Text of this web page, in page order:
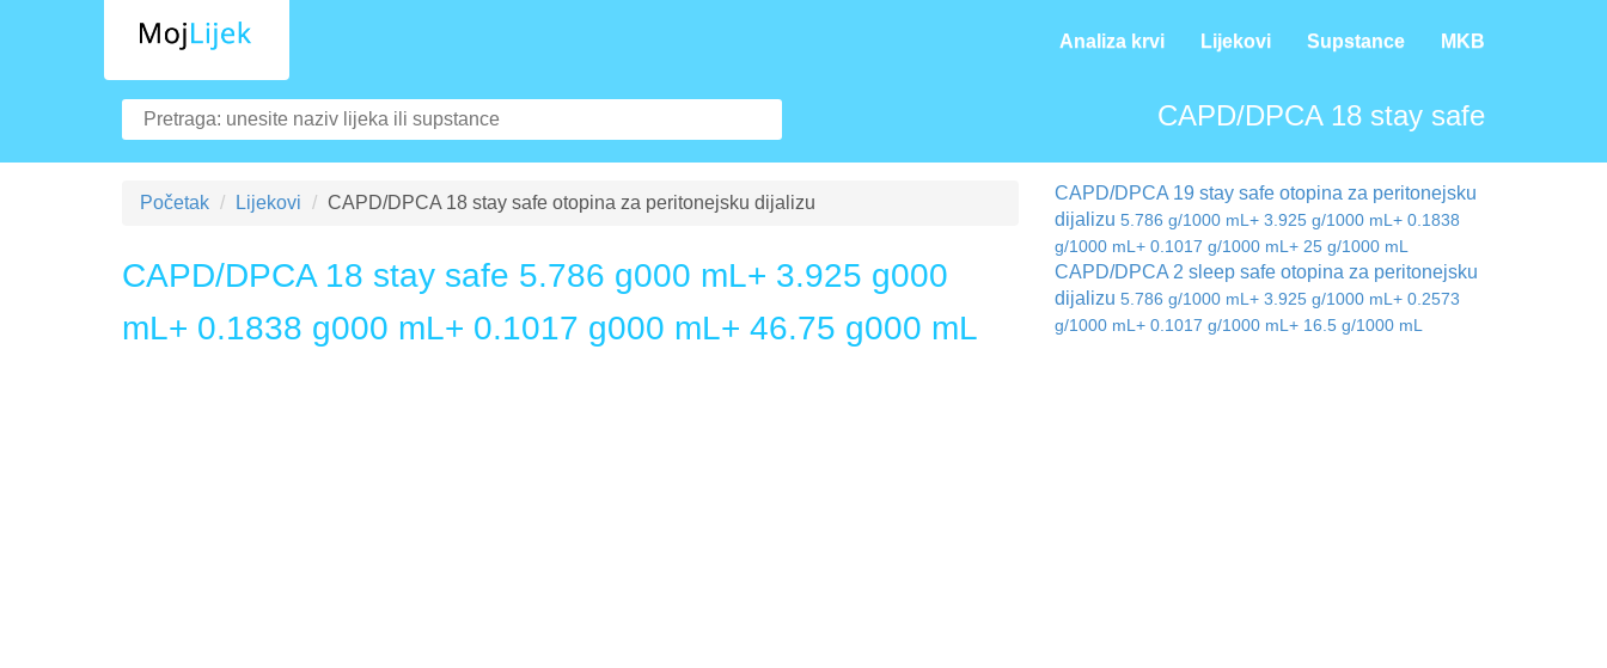
Analiza krvi Lijekovi Supstance MKB
CAPD/DPCA 18 stay safe
Početak Lijekovi CAPD/DPCA 18 stay safe otopina za peritonejsku dijalizu
CAPD/DPCA 18 stay safe 5.786 g000 mL+ 3.925 g000
mL+ 0.1838 g000 mL+ 0.1017 g000 mL+ 46.75 g000 mL
CAPD/DPCA 19 stay safe otopina za peritonejsku
dijalizu 5.786 g/1000 mL+ 3.925 g/1000 mL+ 0.1838
g/1000 mL+ 0.1017 g/1000 mL+ 25 g/1000 mL
CAPD/DPCA 2 sleep safe otopina za peritonejsku
dijalizu 5.786 g/1000 mL+ 3.925 g/1000 mL+ 0.2573
g/1000 mL+ 0.1017 g/1000 mL+ 16.5 g/1000 mL